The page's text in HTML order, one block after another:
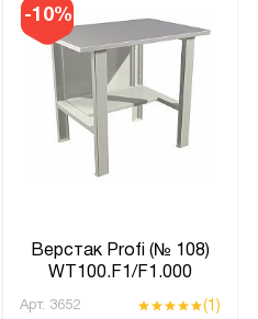
-10%
Верстак Profi (№ 108)
WT100.F1/F1.000
Арт. 3652 (1)
шт.: